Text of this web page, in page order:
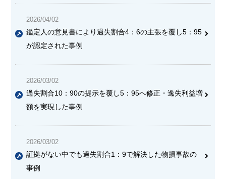
2026/04/02
鑑定人の意見書により過失割合4：6の主張を覆し5：95
が認定された事例
2026/03/02
過失割合10：90の提示を覆し5：95へ修正・逸失利益増
額を実現した事例
2026/03/02
証拠がない中でも過失割合1：9で解決した物損事故の
事例